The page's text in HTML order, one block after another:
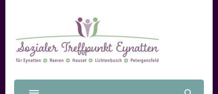
Sozialer Treffpunkt Eynatten